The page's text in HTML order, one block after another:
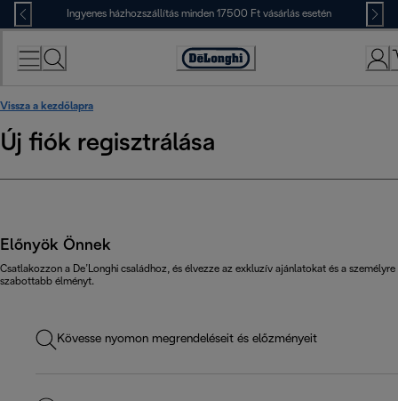
Skip
to
Content
Ingyenes házhozszállítás minden 17500 Ft vásárlás esetén
Accessibility
Vissza a kezdőlapra
Új fiók regisztrálása
Előnyök Önnek
Csatlakozzon a De’Longhi családhoz, és élvezze az exkluzív ajánlatokat és a személyre
szabottabb élményt.
Kövesse nyomon megrendeléseit és előzményeit